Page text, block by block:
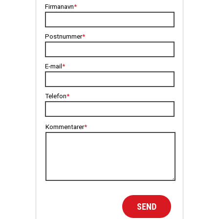
Med professionel vedligeholdelse og support sørger vi
for, at dit system kører problemfrit i mange år
fremover.
Energy costs for running equipment or maintaining climate
Indirect Costs:
available?
Process optimisation - can you reduce error rates or
improve throughput times?
We’ll help you create a holistic profitability calculation
that includes scalability, flexibility, and amortisation
Lagerudstyr og teknologi, der er skræddersyet til dine